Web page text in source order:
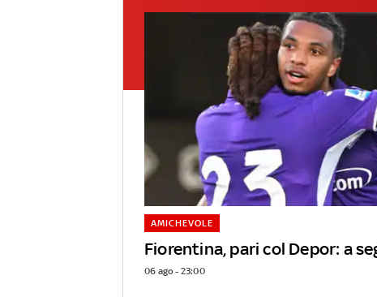
Fiorentina, pari col Depor: a
AMICHEVOLE
06 ago - 23:00